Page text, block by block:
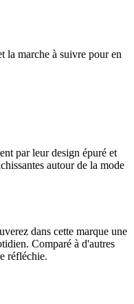
la marche à suivre pour en
par leur design épuré et
autour de la mode
dans cette marque une
Comparé à d'autres
réfléchie.